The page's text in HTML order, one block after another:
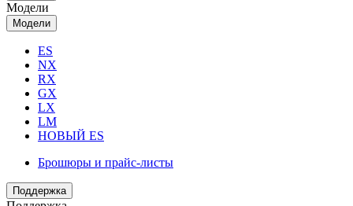
Модели
Модели
ES
NX
RX
GX
LX
LM
НОВЫЙ ES
Брошюры и прайс-листы
Поддержка